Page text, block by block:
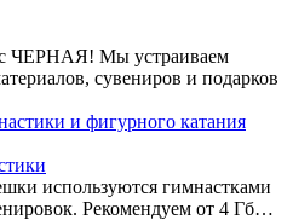
ЧЕРНАЯ! Мы устраиваем
сувениров и подарков
используются гимнастками
Рекомендуем от 4 Гб…